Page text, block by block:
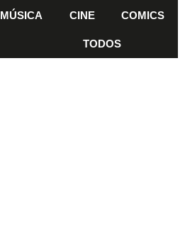
MÚSICA CINE COMICS
TODOS